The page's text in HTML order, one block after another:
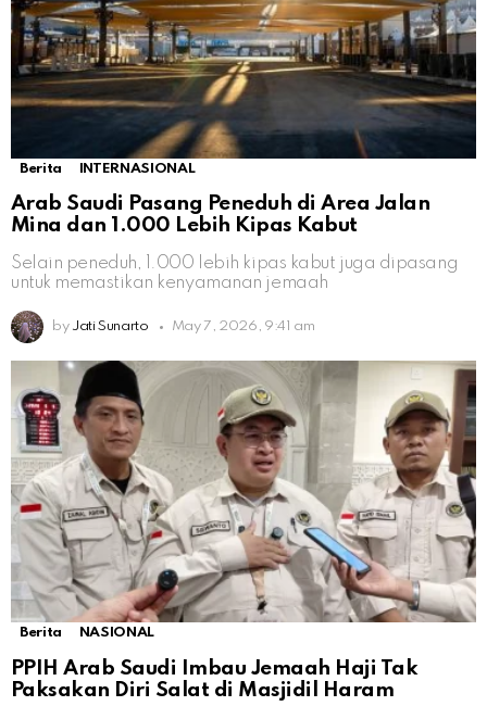
Berita INTERNASIONAL
Arab Saudi Pasang Peneduh di Area Jalan
Mina dan 1.000 Lebih Kipas Kabut
Selain peneduh, 1.000 lebih kipas kabut juga dipasang
untuk memastikan kenyamanan jemaah
by Jati Sunarto May 7, 2026, 9:41 am
Berita NASIONAL
PPIH Arab Saudi Imbau Jemaah Haji Tak
Paksakan Diri Salat di Masjidil Haram